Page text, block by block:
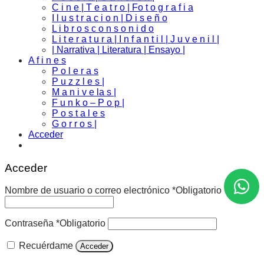
C i n e | T e a t r o | Fo t o g r a f i a
I l u s t r a c i o n | D i s e ñ o
L i b r o s c o n s o n i d o
L i t e r a t u r a | I n f a n t i l | J u v e n i l |
| Narrativa | Literatura | Ensayo |
A f i n e s
P o l e r a s
P u z z l e s |
M a n i v e la s |
F u n k o – P o p |
P o s t a l e s
G o r r o s |
Acceder
Acceder
Nombre de usuario o correo electrónico *Obligatorio
Contraseña *Obligatorio
Recuérdame Acceder